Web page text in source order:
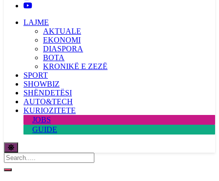
LAJME
AKTUALE
EKONOMI
DIASPORA
BOTA
KRONIKË E ZEZË
SPORT
SHOWBIZ
SHËNDETËSI
AUTO&TECH
KURIOZITETE
JOBS
GUIDE